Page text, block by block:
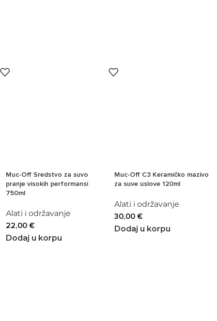
Muc-Off Sredstvo za suvo
pranje visokih performansi
750ml
Alati i održavanje
22,00 €
Dodaj u korpu
Muc-Off C3 Keramičko mazivo
za suve uslove 120ml
Alati i održavanje
30,00 €
Dodaj u korpu